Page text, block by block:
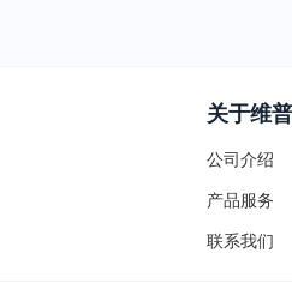
关于维普
公司介绍
产品服务
联系我们